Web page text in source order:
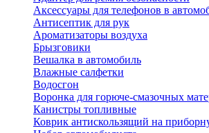
Аксессуары для телефонов в
Антисептик для рук
Ароматизаторы воздуха
Брызговики
Вешалка в автомобиль
Влажные салфетки
Водосгон
Воронка для горюче-смазочных
Канистры топливные
Коврик антискользящий на